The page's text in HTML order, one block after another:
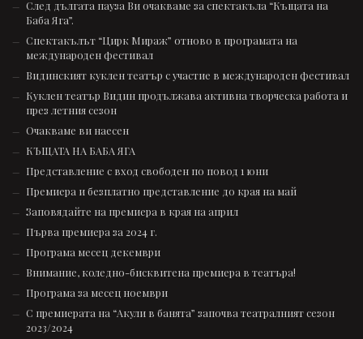
След дългата пауза Ви очакваме за спектакъла “Къщата на
Баба Яга”.
Спектакълът “Цирк Мираж” отново в програмата на
международен фестивал
Видинският куклен театър с участие в международен фестивал
Куклен театър Видин продължава активна творческа работа и
през летния сезон
Очакваме ви наесен
КЪЩАТА НА БАБА ЯГА
Представление с вход свободен по повод 1 юни
Премиера и безплатно представление до края на май
Заповядайте на премиера в края на април
Първа премиера за 2024 г.
Програма месец декември
Внимание, коледно-бисквитена премиера в театъра!
Програма за месец ноември
С премиерата на “Акули в банята” започва театралният сезон
2023/2024